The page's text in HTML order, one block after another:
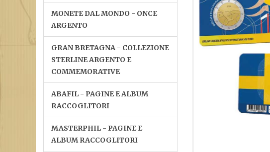
MONETE DAL MONDO - ONCE
ARGENTO
GRAN BRETAGNA - COLLEZIONE
STERLINE ARGENTO E
COMMEMORATIVE
ABAFIL - PAGINE E ALBUM
RACCOGLITORI
MASTERPHIL - PAGINE E
ALBUM RACCOGLITORI